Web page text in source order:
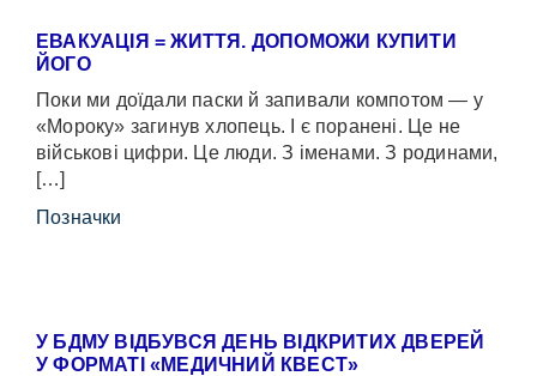
ЕВАКУАЦІЯ = ЖИТТЯ. ДОПОМОЖИ КУПИТИ
ЙОГО
Поки ми доїдали паски й запивали компотом — у
«Мороку» загинув хлопець. І є поранені. Це не
військові цифри. Це люди. З іменами. З родинами,
[…]
Позначки
У БДМУ ВІДБУВСЯ ДЕНЬ ВІДКРИТИХ ДВЕРЕЙ
У ФОРМАТІ «МЕДИЧНИЙ КВЕСТ»